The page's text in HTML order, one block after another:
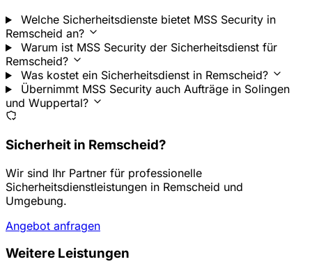
Welche Sicherheitsdienste bietet MSS Security in
Remscheid an?
Warum ist MSS Security der Sicherheitsdienst für
Remscheid?
Was kostet ein Sicherheitsdienst in Remscheid?
Übernimmt MSS Security auch Aufträge in Solingen
und Wuppertal?
Sicherheit in Remscheid?
Wir sind Ihr Partner für professionelle
Sicherheitsdienstleistungen in Remscheid und
Umgebung.
Angebot anfragen
Weitere Leistungen